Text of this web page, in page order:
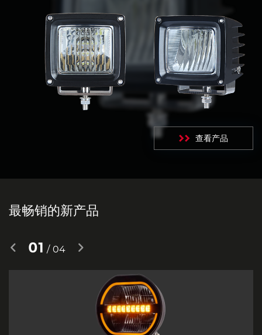
Contact us now for a quote!
查看产品
最畅销的新产品
01 / 04